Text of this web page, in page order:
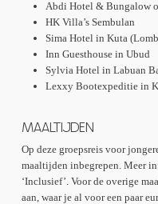
Abdi Hotel & Bungalow
HK Villa’s Sembulan
Sima Hotel in Kuta
Inn Guesthouse in Ubud
Sylvia Hotel in Labuan
Lexxy Bootexpeditie in
MAALTIJDEN
Op deze groepsreis voor
maaltijden inbegrepen. Meer
‘Inclusief’. Voor de overige
aan, waar je al voor een paar